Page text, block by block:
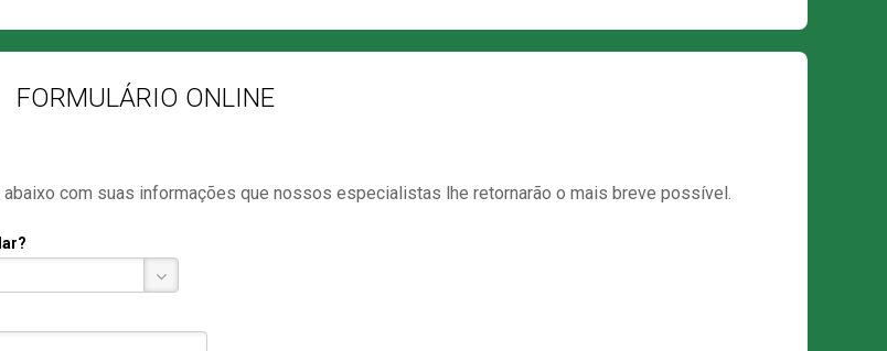
FORMULÁRIO ONLINE
com suas informações que nossos especialistas lhe retornarão o mais breve possível.